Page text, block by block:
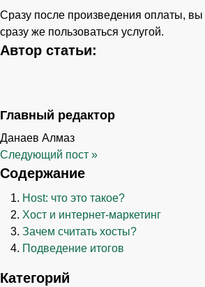
Сразу после произведения оплаты, вы
сразу же пользоваться услугой.
Автор статьи:
Главный редактор
Данаев Алмаз
Следующий пост »
Содержание
Host: что это такое?
Хост и интернет-маркетинг
Зачем считать хосты?
Подведение итогов
Категорий